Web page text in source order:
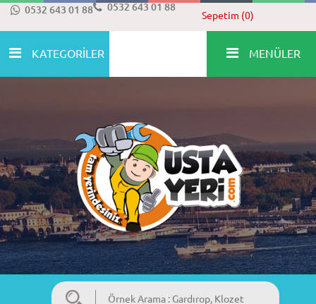
0532 643 01 88 0532 643 01 88
Sepetim (0)
KATEGORİLER MENÜLER